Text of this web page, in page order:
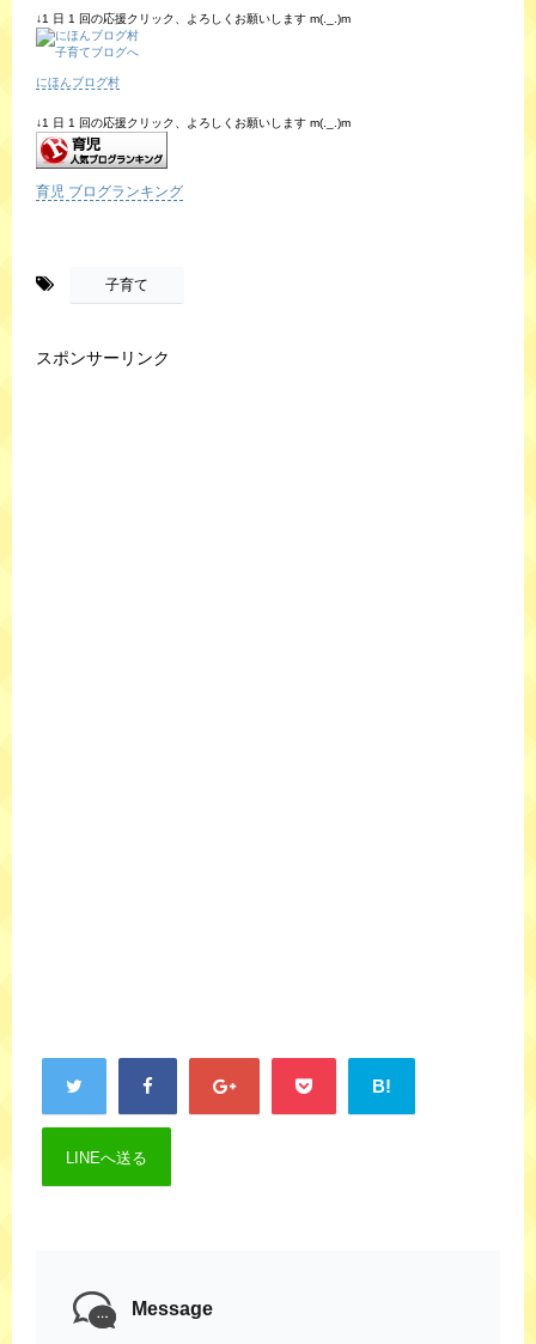
↓1 日 1 回の応援クリック、よろしくお願いします m(._.)m
にほんブログ村
↓1 日 1 回の応援クリック、よろしくお願いします m(._.)m
育児 ブログランキング
子育て
スポンサーリンク
B!
LINEへ送る
Message